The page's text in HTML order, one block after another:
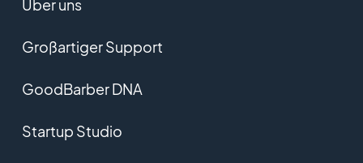
Über uns
Großartiger Support
GoodBarber DNA
Startup Studio